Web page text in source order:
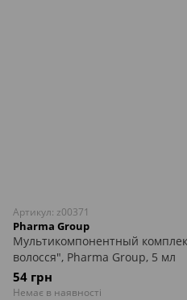
Артикул: z00371
Pharma Group
Мультикомпонентный
волосся", Pharma Group, 5 мл
54 грн
Немає в наявності